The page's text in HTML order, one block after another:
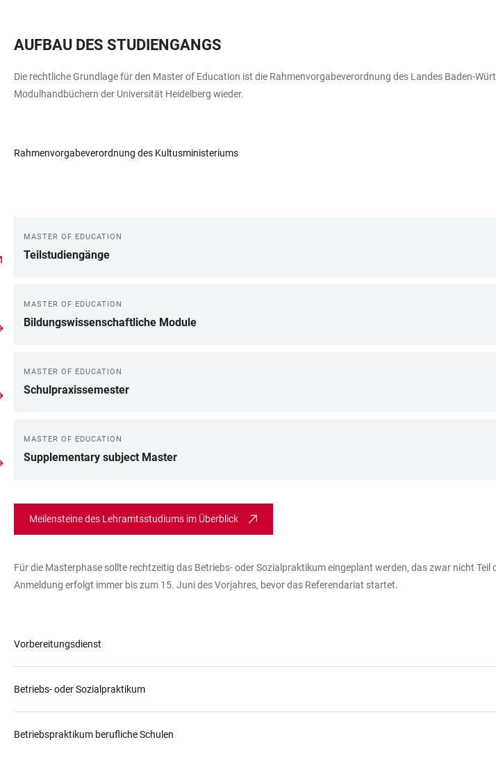
AUFBAU DES STUDIENGANGS
Die rechtliche Grundlage für den Master of Education ist die Rahmenvorgabeverordnung des Landes Baden-
Modulhandbüchern der Universität Heidelberg wieder.
Rahmenvorgabeverordnung des Kultusministeriums
LINKS
MASTER OF EDUCATION
Teilstudiengänge
MASTER OF EDUCATION
Bildungswissenschaftliche Module
MASTER OF EDUCATION
Schulpraxissemester
MASTER OF EDUCATION
Supplementary subject Master
Meilensteine des Lehramtsstudiums im Überblick
Für die Masterphase sollte rechtzeitig das Betriebs- oder Sozialpraktikum eingeplant werden, das zwar nicht
Anmeldung erfolgt immer bis zum 15. Juni des Vorjahres, bevor das Referendariat startet.
Vorbereitungsdienst
Betriebs- oder Sozialpraktikum
Betriebspraktikum berufliche Schulen